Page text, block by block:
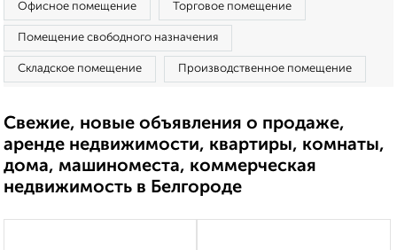
Офисное помещение Торговое помещение
Помещение свободного назначения
Складское помещение Производственное помещение
Свежие, новые объявления о продаже,
аренде недвижимости, квартиры, комнаты,
дома, машиноместа, коммерческая
недвижимость в Белгороде